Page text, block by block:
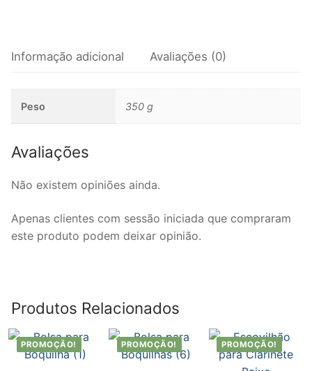
Eufónio
Violino
Contrabaixo
Guitarra
Informação adicional Avaliações (0)
Peso 350 g
Avaliações
Não existem opiniões ainda.
Apenas clientes com sessão iniciada que compraram
este produto podem deixar opinião.
Produtos Relacionados
PROMOÇÃO! PROMOÇÃO! PROMOÇÃO!